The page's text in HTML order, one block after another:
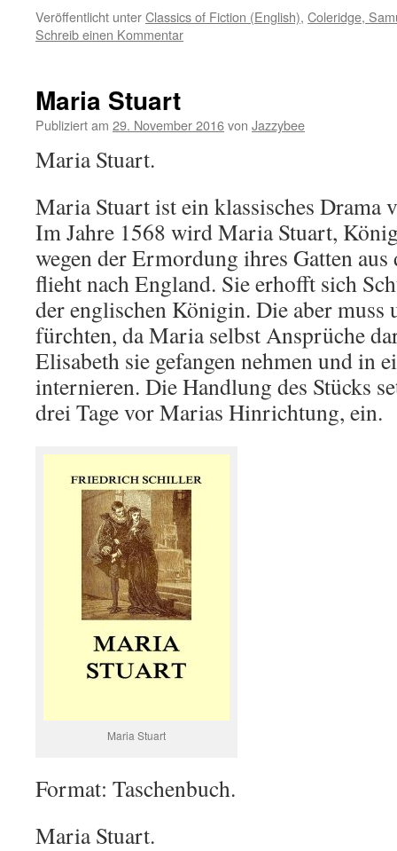
Veröffentlicht unterClassics of Fiction (English), Coleridge,
Schreib einen Kommentar
Maria Stuart
Publiziert am 29. November 2016von Jazzybee
Maria Stuart.
Maria Stuart ist ein klassisches Drama
Im Jahre 1568 wird Maria Stuart,
wegen der Ermordung ihres Gatten
flieht nach England. Sie erhofft sich
der englischen Königin. Die aber muss
fürchten, da Maria selbst Ansprüche
Elisabeth sie gefangen nehmen und in
internieren. Die Handlung des Stücks
drei Tage vor Marias Hinrichtung, ein.
Maria Stuart
Format: Taschenbuch.
Maria Stuart.